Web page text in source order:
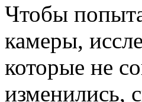
Чтобы
камеры,
которые не
изменились,